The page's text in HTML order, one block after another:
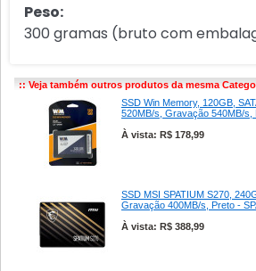
Peso:
300 gramas (bruto com
:: Veja também outros produtos da mesma
SSD Win Memory, 120GB,
520MB/s, Gravação 540MB/s,
À vista: R$ 178,99
SSD MSI SPATIUM S270,
Gravação 400MB/s, Preto -
À vista: R$ 388,99